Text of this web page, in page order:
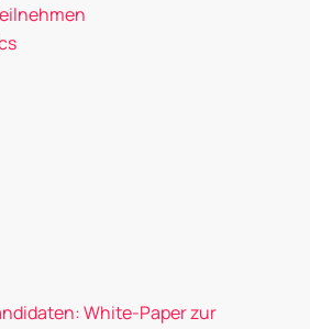
White-Paper zur